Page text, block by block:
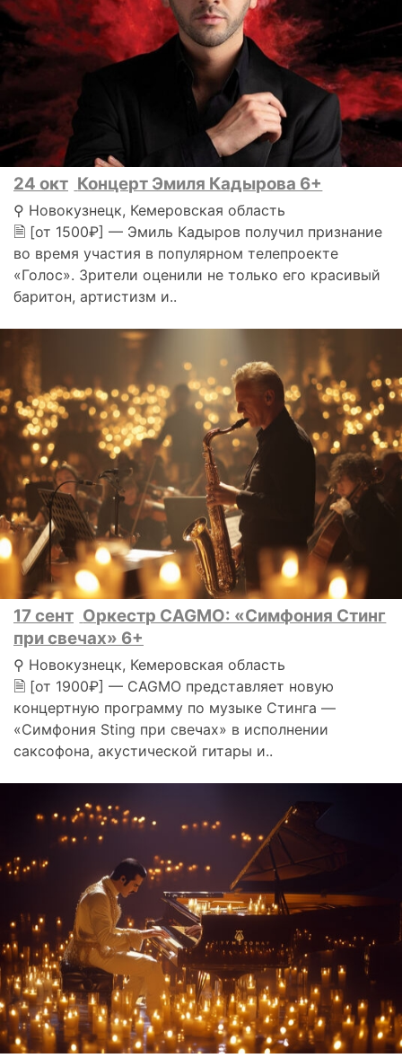
24 окт Концерт Эмиля Кадырова 6+
⚲ Новокузнецк, Кемеровская область
🗎 [от 1500₽] — Эмиль Кадыров получил признание
во время участия в популярном телепроекте
«Голос». Зрители оценили не только его красивый
баритон, артистизм и..
17 сент Оркестр CAGMO: «Симфония Стинг
при свечах» 6+
⚲ Новокузнецк, Кемеровская область
🗎 [от 1900₽] — CAGMO представляет новую
концертную программу по музыке Стинга —
«Симфония Sting при свечах» в исполнении
саксофона, акустической гитары и..